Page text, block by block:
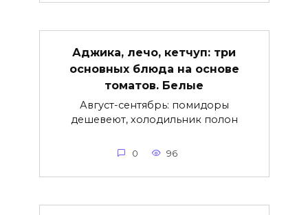
Аджика, лечо, кетчуп: три
основных блюда на основе
томатов. Белые
Август-сентябрь: помидоры
дешевеют, холодильник полон
0 96